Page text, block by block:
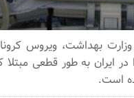
است.